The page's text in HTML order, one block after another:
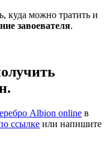
куда можно тратить и
завоевателя.
Albion online в
ссылке или напишите